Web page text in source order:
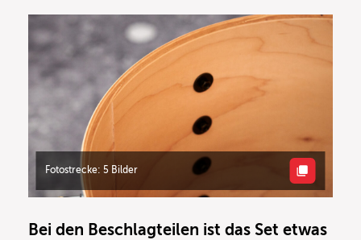
Fotostrecke: 5 Bilder
Bei den Beschlagteilen ist das Set etwas